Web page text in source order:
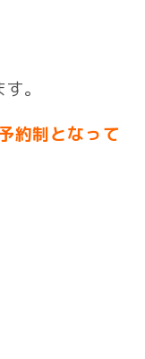
。
約制となって